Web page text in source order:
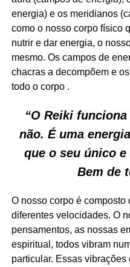
energia) e os meridianos
como o nosso corpo físico
nutrir e dar energia, o
mesmo. Os campos de
chacras a decompõem e
todo o corpo .
“O Reiki
não. É uma
que o seu único
Bem de
O nosso corpo é
diferentes velocidades. O
pensamentos, as nossas
espiritual, todos vibram
particular. Essas